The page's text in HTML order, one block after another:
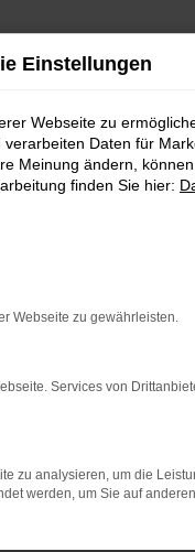
Stand sind.
dass bestimmte
versuchen, das
Einstellungen
Webseite zu
Daten für
Meinung ändern,
finden Sie hier:
Webseite zu gewährleisten.
Services von
zu analysieren, um die
werden, um Sie auf